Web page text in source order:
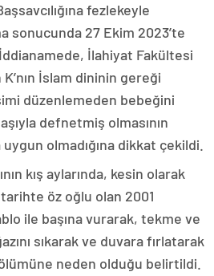
fezlekeyle
sonucunda 27 Ekim 2023’te
İlahiyat Fakültesi
İslam dininin gereği
düzenlemeden bebeğini
defnetmiş olmasının
uygun olmadığına dikkat çekildi.
kış aylarında, kesin olarak
öz oğlu olan 2001
ile başına vurarak, tekme ve
sıkarak ve duvara fırlatarak
neden olduğu belirtildi.